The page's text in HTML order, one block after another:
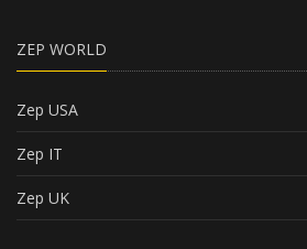
ZEP WORLD
Zep USA
Zep IT
Zep UK